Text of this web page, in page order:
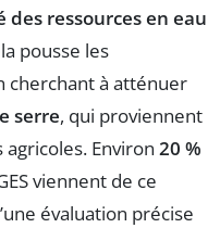
ressources en eau
pousse les
cherchant à atténuer
serre, qui proviennent
Environ 20 %
viennent de ce
évaluation précise